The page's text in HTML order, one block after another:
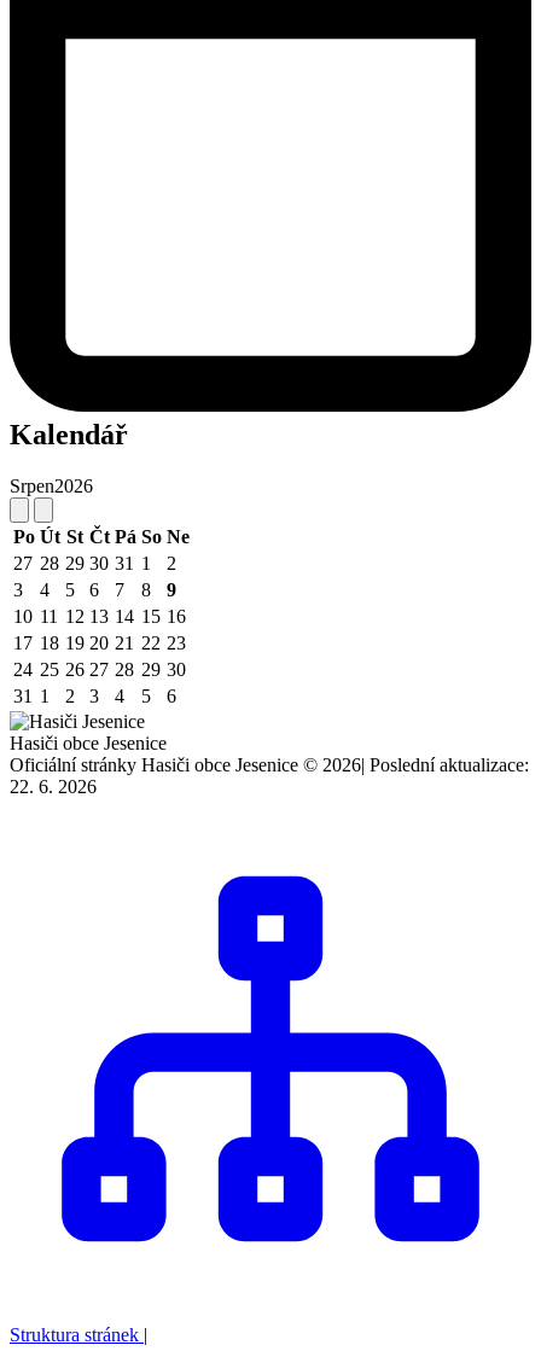
Kalendář
Srpen2026
Po Út St Čt Pá So Ne
27 28 29 30 31 1
2
3
4 5 6 7 8
9
10 11 12 13 14 15 16
17 18 19 20 21 22 23
24 25 26 27 28 29 30
31 1 2 3 4 5 6
Hasiči obce Jesenice
Oficiální stránky Hasiči obce Jesenice © 2026| Poslední aktualizace:
22. 6. 2026
Struktura stránek |